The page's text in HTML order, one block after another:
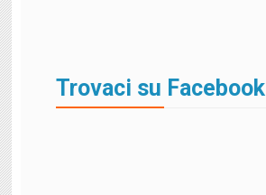
Trovaci su Facebook